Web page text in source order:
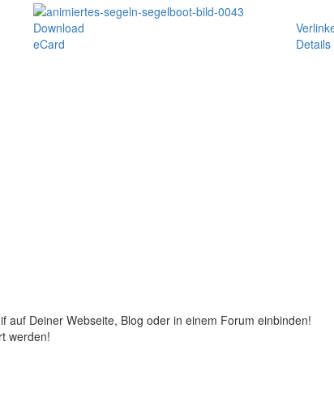
Download
eCard
Details
auf Deiner Webseite, Blog oder in einem Forum einbinden!
werden!